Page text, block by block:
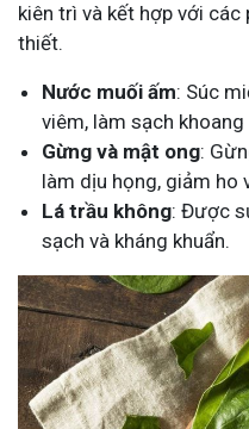
kiên trì và kết hợp với các
thiết.
Nước muối ấm: Súc
viêm, làm sạch khoang
Gừng và mật ong:
làm dịu họng, giảm ho
Lá trầu không: Được
sạch và kháng khuẩn.